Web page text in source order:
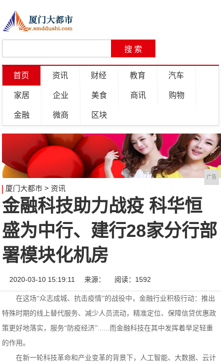
首页 资讯 财经 教育 汽车
家居 企业 美食 商讯 购物
金融 微商 区块
广告
厦门大都市> 资讯
金融科技助力战疫 科华恒
盛为中行、建行28家分行部
署模块化机房
2020-03-10 15:19:11 来源： 阅读：1592
在这场“众志成城、抗击疫情”的战役中，金融行业积极行动：推出
特殊时期的线上替代服务、减少人员流动，精准定位、保障信贷优惠政
策更好地落实，服务“防疫经济”......而金融科技在其中发挥着举足轻重
的作用。
在新一轮科技革命和产业变革的背景下，人工智能、大数据、云计